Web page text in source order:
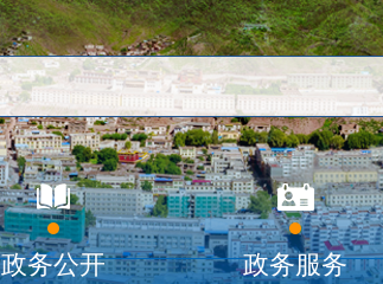
政务公开 政务服务